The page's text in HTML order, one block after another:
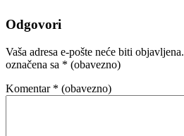
Odgovori
Vaša adresa e-pošte neće biti objavljena.
označena sa * (obavezno)
Komentar * (obavezno)